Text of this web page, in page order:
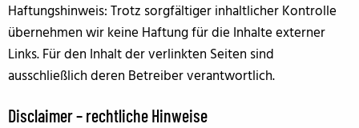
Haftungshinweis: Trotz sorgfältiger inhaltlicher Kontrolle
übernehmen wir keine Haftung für die Inhalte externer
Links. Für den Inhalt der verlinkten Seiten sind
ausschließlich deren Betreiber verantwortlich.
Disclaimer – rechtliche Hinweise